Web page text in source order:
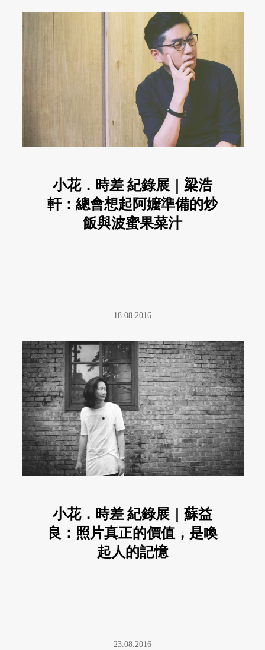
小花．時差 紀錄展｜梁浩
軒：總會想起阿嬤準備的炒
飯與波蜜果菜汁
18.08.2016
小花．時差 紀錄展｜蘇益
良：照片真正的價值，是喚
起人的記憶
23.08.2016